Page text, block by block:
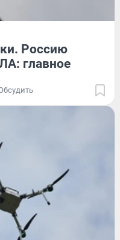
Россию
главное